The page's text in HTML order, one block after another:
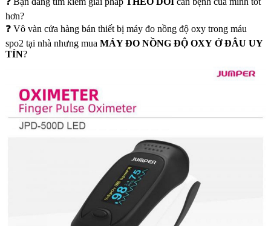
hơn?
❓ Vô vàn cửa hàng bán thiết bị máy đo nồng độ oxy trong máu
spo2 tại nhà nhưng mua MÁY ĐO NỒNG ĐỘ OXY Ở ĐÂU UY
TÍN?